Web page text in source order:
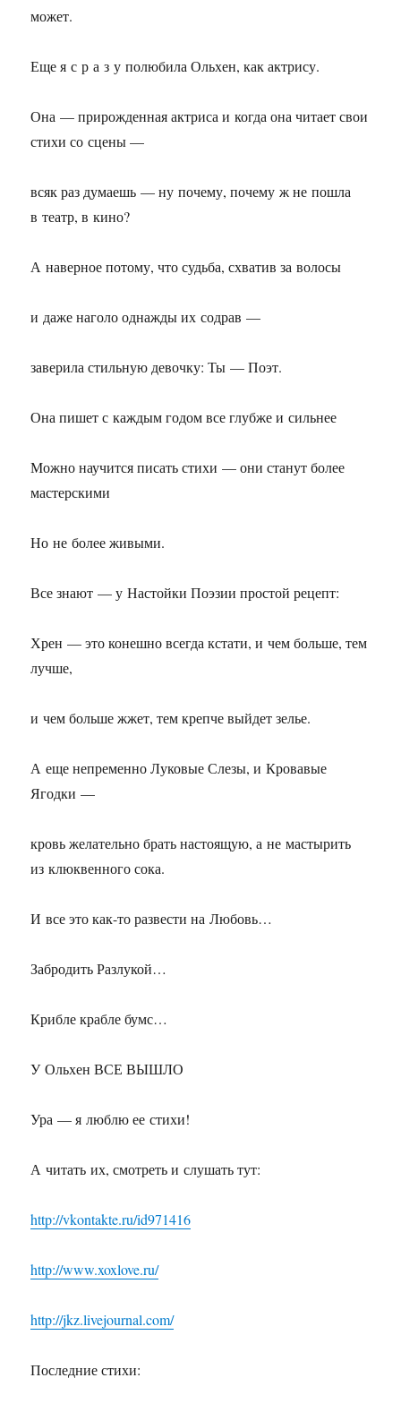
может.
Еще я с р а з у полюбила Ольхен, как актрису.
Она — прирожденная актриса и когда она читает свои
стихи со сцены —
всяк раз думаешь — ну почему, почему ж не пошла
в театр, в кино?
А наверное потому, что судьба, схватив за волосы
и даже наголо однажды их содрав —
заверила стильную девочку: Ты — Поэт.
Она пишет с каждым годом все глубже и сильнее
Можно научится писать стихи — они станут более
мастерскими
Но не более живыми.
Все знают — у Настойки Поэзии простой рецепт:
Хрен — это конешно всегда кстати, и чем больше, тем
лучше,
и чем больше жжет, тем крепче выйдет зелье.
А еще непременно Луковые Слезы, и Кровавые
Ягодки —
кровь желательно брать настоящую, а не мастырить
из клюквенного сока.
И все это как-то развести на Любовь…
Забродить Разлукой…
Крибле крабле бумс…
У Ольхен ВСЕ ВЫШЛО
Ура — я люблю ее стихи!
А читать их, смотреть и слушать тут:
http://vkontakte.ru/id971416
http://www.xoxlove.ru/
http://jkz.livejournal.com/
Последние стихи: